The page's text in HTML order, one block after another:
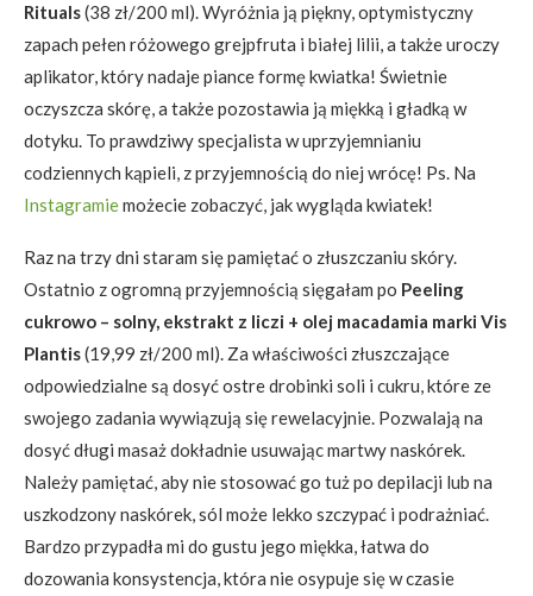
Rituals(38 zł/200 ml). Wyróżnia ją piękny, optymistyczny
zapach pełen różowego grejpfruta i białej lilii, a także uroczy
aplikator, który nadaje piance formę kwiatka! Świetnie
oczyszcza skórę, a także pozostawia ją miękką i gładką w
dotyku. To prawdziwy specjalista w uprzyjemnianiu
codziennych kąpieli, z przyjemnością do niej wrócę! Ps. Na
Instagramiemożecie zobaczyć, jak wygląda kwiatek!
Raz na trzy dni staram się pamiętać o złuszczaniu skóry.
Ostatnio z ogromną przyjemnością sięgałam po Peeling
cukrowo – solny, ekstrakt z liczi + olej macadamia marki Vis
Plantis(19,99 zł/200 ml). Za właściwości złuszczające
odpowiedzialne są dosyć ostre drobinki soli i cukru, które ze
swojego zadania wywiązują się rewelacyjnie. Pozwalają na
dosyć długi masaż dokładnie usuwając martwy naskórek.
Należy pamiętać, aby nie stosować go tuż po depilacji lub na
uszkodzony naskórek, sól może lekko szczypać i podrażniać.
Bardzo przypadła mi do gustu jego miękka, łatwa do
dozowania konsystencja, która nie osypuje się w czasie